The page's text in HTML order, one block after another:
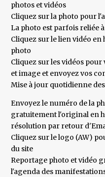
photos et vidéos
Cliquez sur la photo pour
La photo est parfois reliée
Cliquez sur le lien vidéo en
photo
Cliquez sur les vidéos
et image et envoyez vos
Mise à jour quotidienne
Envoyez le numéro de la
gratuitement l'original en
résolution par retour
Cliquez sur le logo (AW)
du site
Reportage photo et vidéo
l'agenda des